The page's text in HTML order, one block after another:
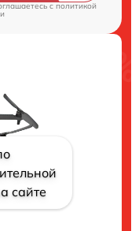
c политикой
сайте